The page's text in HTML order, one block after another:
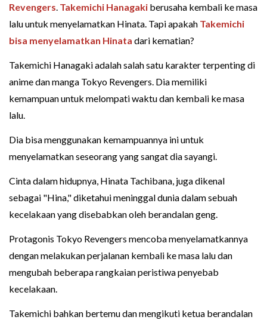
Revengers. Takemichi Hanagaki berusaha kembali ke masa
lalu untuk menyelamatkan Hinata. Tapi apakah Takemichi
bisa menyelamatkan Hinata dari kematian?
Takemichi Hanagaki adalah salah satu karakter terpenting di
anime dan manga Tokyo Revengers. Dia memiliki
kemampuan untuk melompati waktu dan kembali ke masa
lalu.
Dia bisa menggunakan kemampuannya ini untuk
menyelamatkan seseorang yang sangat dia sayangi.
Cinta dalam hidupnya, Hinata Tachibana, juga dikenal
sebagai "Hina," diketahui meninggal dunia dalam sebuah
kecelakaan yang disebabkan oleh berandalan geng.
Protagonis Tokyo Revengers mencoba menyelamatkannya
dengan melakukan perjalanan kembali ke masa lalu dan
mengubah beberapa rangkaian peristiwa penyebab
kecelakaan.
Takemichi bahkan bertemu dan mengikuti ketua berandalan